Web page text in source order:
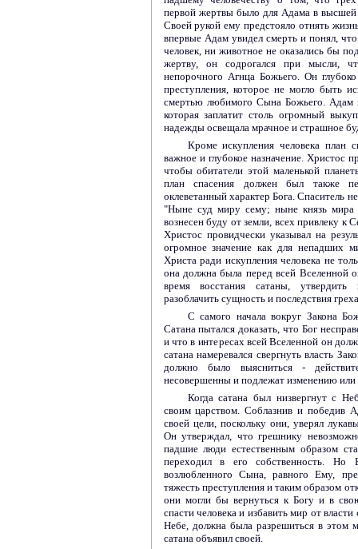
первой жертвы было для Адама в высшей
Своей рукой ему предстояло отнять
впервые Адам увидел смерть и понял,
человек, ни животное не оказались бы
жертву, он содрогался при мысли,
непорочного Агнца Божьего. Он
преступления, которое не могло быть
смертью любимого Сына Божьего. Адам
которая заплатит столь огромный
надежды освещала мрачное и страшное
Кроме искупления человека план
важное и глубокое назначение. Христос
чтобы обитатели этой маленькой
план спасения должен был также
оклеветанный характер Бога. Спаситель
"Ныне суд миру сему; ныне князь мира
вознесен буду от земли, всех привлеку
Христос провидчески указывал на
огромное значение как для непадших
Христа ради искупления человека не
она должна была перед всей Вселенной
время восстания сатаны, утвердить
разоблачить сущность и последствия
С самого начала вокруг Закона
Сатана пытался доказать, что Бог
и что в интересах всей Вселенной он
сатана намеревался свергнуть власть
должно было выясниться -
несовершенны и подлежат изменению
Когда сатана был низвергнут с
своим царством. Соблазнив и победив
своей цели, поскольку они, уверял
Он утверждал, что грешнику
падшие люди естественным образом
переходил в его собственность. Но
возлюбленного Сына, равного Ему,
тяжесть преступления и таким образом
они могли бы вернуться к Богу и в
спасти человека и избавить мир от
Небе, должна была разрешиться в этом
сатана объявил своей.